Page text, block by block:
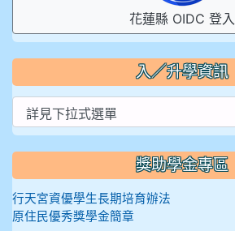
花蓮縣 OIDC 登入
入／升學資訊
獎助學金專區
行天宮資優學生長期培育辦法
原住民優秀獎學金簡章